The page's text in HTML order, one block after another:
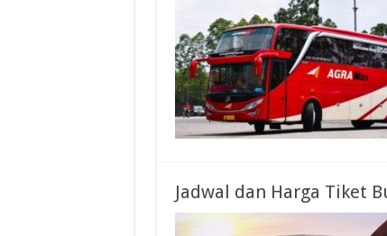
Jadwal dan Harga Tiket